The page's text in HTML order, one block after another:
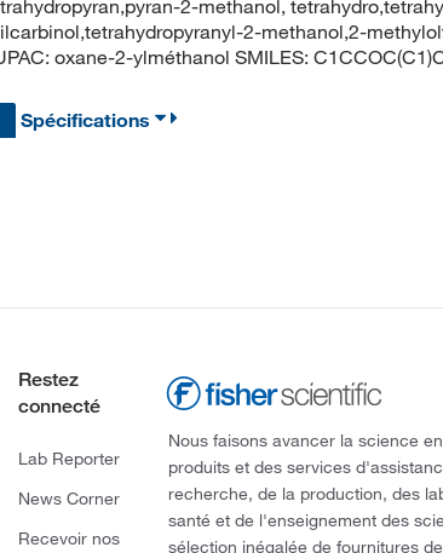
2-methanol,
2-methanol,2-
oxane-2-ylméthanol SMILES:
Spécifications
Restez
connecté
Lab Reporter
News Corner
Recevoir nos
Nous faisons avancer la science
produits et des services
recherche, de la production, des
santé et de l'enseignement des
sélection inégalée de fournitures